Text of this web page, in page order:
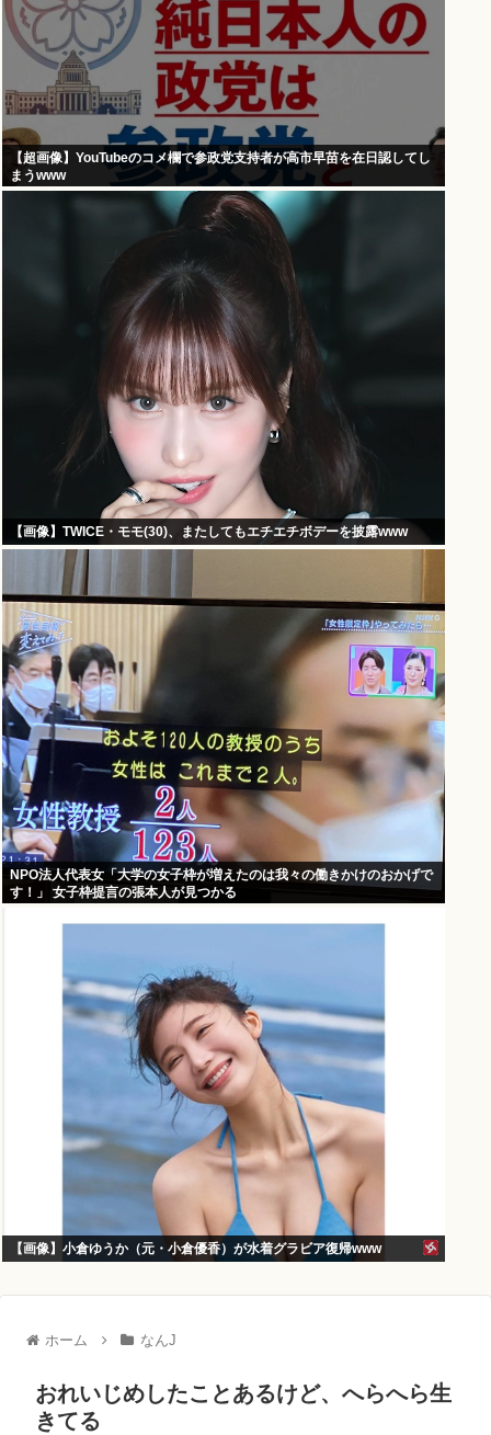
【超画像】YouTubeのコメ欄で参政党支持者が高市早苗を在日認してし
まうwww
【画像】TWICE・モモ(30)、またしてもエチエチボデーを披露www
NPO法人代表女「大学の女子枠が増えたのは我々の働きかけのおかげで
す！」 女子枠提言の張本人が見つかる
【画像】小倉ゆうか（元・小倉優香）が水着グラビア復帰www
ホーム なんJ
おれいじめしたことあるけど、へらへら生
きてる